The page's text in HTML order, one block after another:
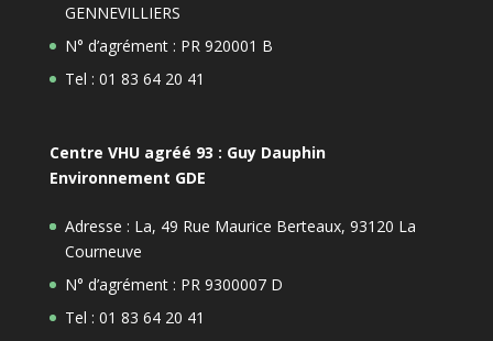
GENNEVILLIERS
N° d’agrément : PR 920001 B
Tel : 01 83 64 20 41
Centre VHU agréé 93 : Guy Dauphin
Environnement GDE
Adresse : La, 49 Rue Maurice Berteaux, 93120 La
Courneuve
N° d’agrément : PR 9300007 D
Tel : 01 83 64 20 41